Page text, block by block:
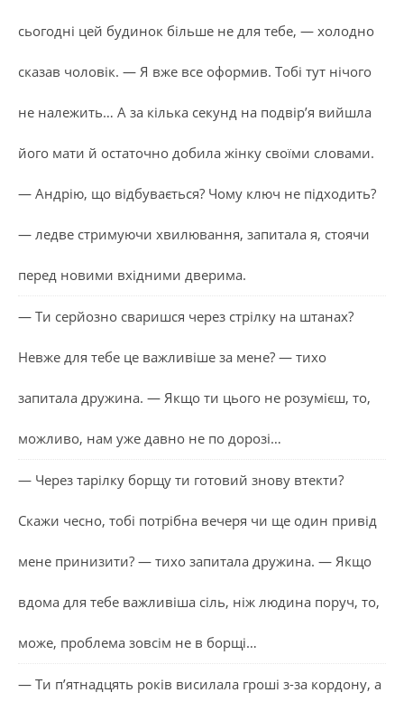
сьогодні цей будинок більше не для тебе, — холодно
сказав чоловік. — Я вже все оформив. Тобі тут нічого
не належить… А за кілька секунд на подвір’я вийшла
його мати й остаточно добила жінку своїми словами.
— Андрію, що відбувається? Чому ключ не підходить?
— ледве стримуючи хвилювання, запитала я, стоячи
перед новими вхідними дверима.
— Ти серйозно сваришся через стрілку на штанах?
Невже для тебе це важливіше за мене? — тихо
запитала дружина. — Якщо ти цього не розумієш, то,
можливо, нам уже давно не по дорозі…
— Через тарілку борщу ти готовий знову втекти?
Скажи чесно, тобі потрібна вечеря чи ще один привід
мене принизити? — тихо запитала дружина. — Якщо
вдома для тебе важливіша сіль, ніж людина поруч, то,
може, проблема зовсім не в борщі…
— Ти п’ятнадцять років висилала гроші з-за кордону, а